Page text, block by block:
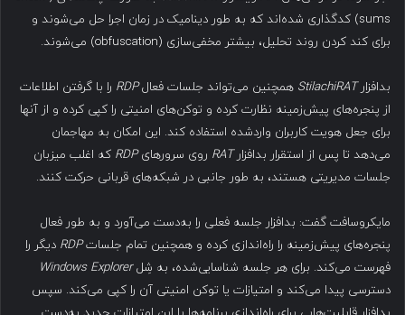
sums) کدگذاری شده‌اند که به طور دینامیک در زمان اجرا حل می‌شوند و
برای کند کردن روند تحلیل، بیشتر مخفی‌سازی (obfuscation) می‌شوند.
بدافزارStilachiRAT همچنین می‌تواند جلسات فعالRDP را با گرفتن اطلاعات
از پنجره‌های پیش‌زمینه نظارت کرده و توکن‌های امنیتی را کپی کرده و از آنها
برای جعل هویت کاربران واردشده استفاده کند. این امکان به مهاجمان
می‌دهد تا پس از استقرار بدافزارRAT روی سرورهایRDP که اغلب میزبان
جلسات مدیریتی هستند، به طور جانبی در شبکه‌های قربانی حرکت کنند.
مایکروسافت گفت: بدافزار جلسه فعلی را به‌دست می‌آورد و به طور فعال
پنجره‌های پیش‌زمینه را راه‌اندازی کرده و همچنین تمام جلساتRDP دیگر را
فهرست می‌کند. برای هر جلسه شناسایی‌شده، به شِلWindows Explorer
دسترسی پیدا می‌کند و امتیازات یا توکن امنیتی آن را کپی می‌کند. سپس